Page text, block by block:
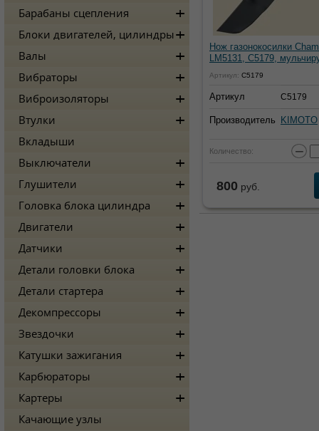
Нож газонокосилки
LM5131, C5179,
Артикул: C5179
Артикул C5179
Производитель KIMOTO
Количество: −
800 руб.
Барабаны сцепления
Блоки двигателей, цилиндры
Валы
Вибраторы
Виброизоляторы
Втулки
Вкладыши
Выключатели
Глушители
Головка блока цилиндра
Двигатели
Датчики
Детали головки блока
Детали стартера
Декомпрессоры
Звездочки
Катушки зажигания
Карбюраторы
Картеры
Качающие узлы